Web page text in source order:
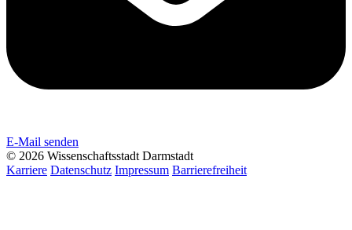
E-Mail senden
© 2026 Wissenschaftsstadt Darmstadt
Karriere Datenschutz Impressum Barrierefreiheit